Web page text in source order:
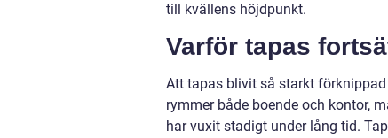
till kvällens höjdpunkt.
Varför tapas
Att tapas blivit så starkt
rymmer både boende och kontor,
har vuxit stadigt under lång tid.